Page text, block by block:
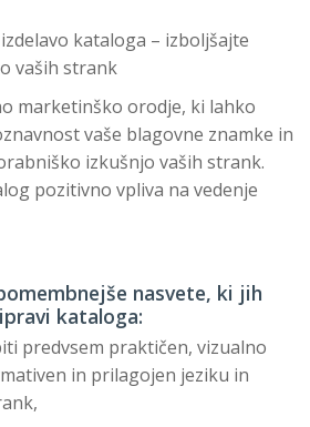
kataloga – izboljšajte
vaših strank
marketinško orodje, ki lahko
vaše blagovne znamke in
izkušnjo vaših strank.
pozitivno vpliva na vedenje
nasvete, ki jih
kataloga:
predvsem praktičen, vizualno
in prilagojen jeziku in